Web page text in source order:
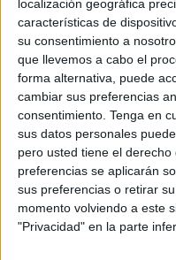
localización geográfica
características de
su consentimiento a
que llevemos a cabo el
forma alternativa, puede
cambiar sus preferencias
consentimiento. Tenga en
sus datos personales
pero usted tiene el
preferencias se aplicarán
sus preferencias o retirar
momento volviendo a este
"Privacidad" en la parte
Etiquetado con:
dinámica grupal,
Lista de
el nuevo
escolar